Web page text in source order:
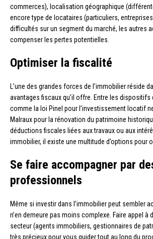
commerces), localisation géographique
encore type de locataires (particuliers,
difficultés sur un segment du marché, les autres
compenser les pertes potentielles.
Optimiser la fiscalité
L’une des grandes forces de l’immobilier réside
avantages fiscaux qu’il offre. Entre les
comme la loi Pinel pour l’investissement locatif
Malraux pour la rénovation du patrimoine
déductions fiscales liées aux travaux ou aux
immobilier, il existe une multitude d’options pour
Se faire accompagner par
professionnels
Même si investir dans l’immobilier peut sembler
n’en demeure pas moins complexe. Faire appel
secteur (agents immobiliers, gestionnaires de
très précieux pour vous guider tout au long du